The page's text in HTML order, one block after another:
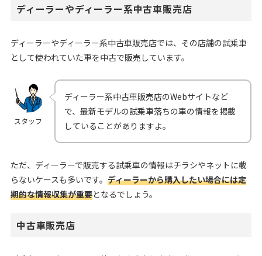
ディーラーやディーラー系中古車販売店
ディーラーやディーラー系中古車販売店では、その店舗の試乗車
として使われていた車を中古で販売しています。
スタッフ
ディーラー系中古車販売店のWebサイトなど
で、最新モデルの試乗車落ちの車の情報を掲載
していることがありますよ。
ただ、ディーラーで販売する試乗車の情報はチラシやネットに載
らないケースも多いです。 ディーラーから購入したい場合には定
期的な情報収集が重要となるでしょう。
中古車販売店